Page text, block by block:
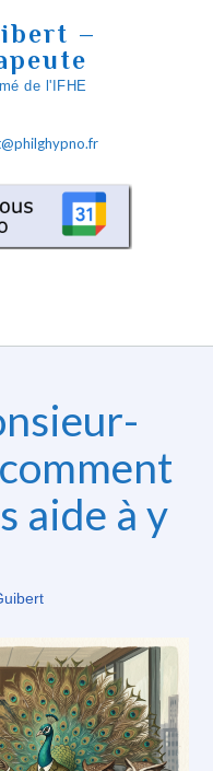
–
de l'IFHE
aide à y